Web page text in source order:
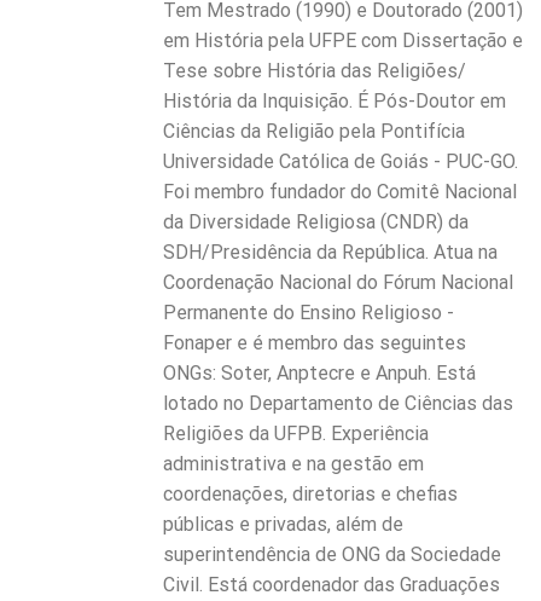
Tem Mestrado (1990) e Doutorado (2001)
em História pela UFPE com Dissertação e
Tese sobre História das Religiões/
História da Inquisição. É Pós-Doutor em
Ciências da Religião pela Pontifícia
Universidade Católica de Goiás - PUC-GO.
Foi membro fundador do Comitê Nacional
da Diversidade Religiosa (CNDR) da
SDH/Presidência da República. Atua na
Coordenação Nacional do Fórum Nacional
Permanente do Ensino Religioso -
Fonaper e é membro das seguintes
ONGs: Soter, Anptecre e Anpuh. Está
lotado no Departamento de Ciências das
Religiões da UFPB. Experiência
administrativa e na gestão em
coordenações, diretorias e chefias
públicas e privadas, além de
superintendência de ONG da Sociedade
Civil. Está coordenador das Graduações